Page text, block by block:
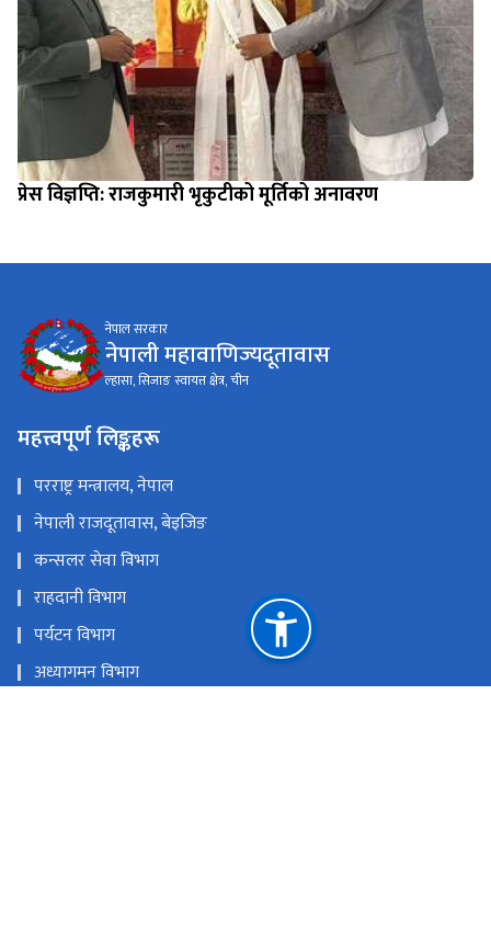
प्रेस विज्ञप्ति: राजकुमारी भृकुटीको मूर्तिको अनावरण
नेपाल सरकार
नेपाली महावाणिज्यदूतावास
ल्हासा, सिजाङ स्वायत्त क्षेत्र, चीन
महत्त्वपूर्ण लिङ्कहरू
परराष्ट्र मन्त्रालय, नेपाल
नेपाली राजदूतावास, बेइजिङ
कन्सलर सेवा विभाग
राहदानी विभाग
पर्यटन विभाग
अध्यागमन विभाग